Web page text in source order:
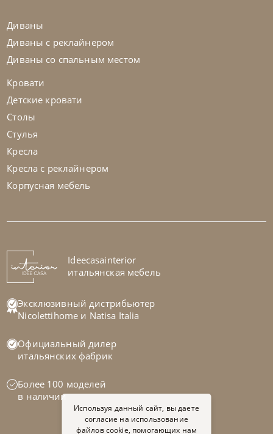
Стул Koda
На заказ 45-90 дн
Диваны
Диваны с реклайнером
Диваны со спальным местом
Кровати
Детские кровати
Столы
Стулья
Кресла
Кресла с реклайнером
Корпусная мебель
Ideecasainterior
итальянская мебель
Эксклюзивный дистрибьютер
Nicolettihome и Natisa Italia
Официальный дилер
итальянских фабрик
Более 100 моделей
в наличии
Используя данный сайт, вы даете
согласие на использование
файлов cookie, помогающих нам